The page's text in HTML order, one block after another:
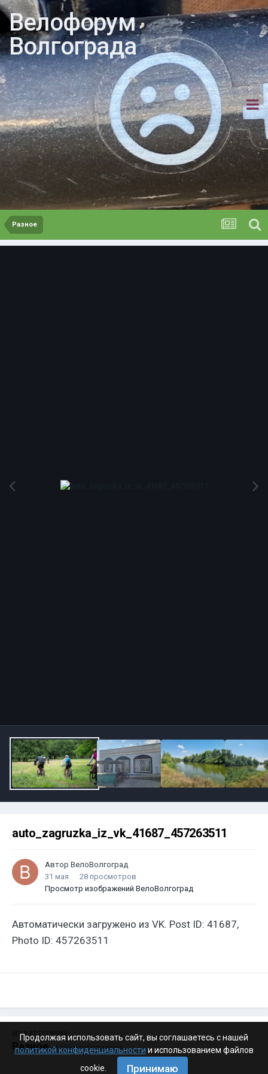
Велофорум
Волгограда
Разное
auto_zagruzka_iz_vk_41687_457263511
Автор ВелоВолгоград
31 мая
28 просмотров
Просмотр изображений ВелоВолгоград
Автоматически загружено из VK. Post ID: 41687,
Photo ID: 457263511
ИЗ КАТЕГОРИИ:
Разное · 4 199 изображений
Продолжая использовать сайт, вы соглашаетесь с нашей
политикой конфиденциальности и использованием файлов
cookie.
Принимаю